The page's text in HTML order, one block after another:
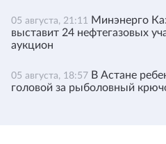
05 августа, 21:11 Минэнерго
выставит 24 нефтегазовых
аукцион
05 августа, 18:57 В Астане
головой за рыболовный